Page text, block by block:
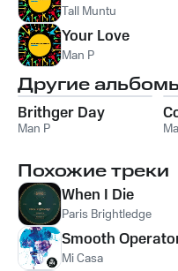
Tall Muntu
Your Love
Man P
Другие
Brithger Day
Man P
Похожие треки
When I Die
Paris Brightledge
Smooth
Mi Casa